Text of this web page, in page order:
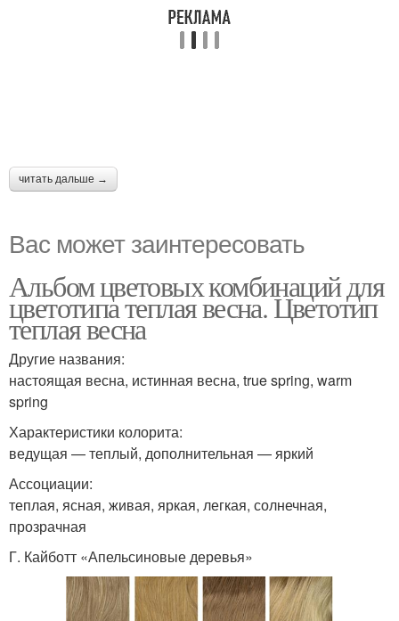
читать дальше →
Вас может заинтересовать
Альбом цветовых комбинаций для
цветотипа теплая весна. Цветотип
теплая весна
Другие названия:
настоящая весна, истинная весна, true spring, warm
spring
Характеристики колорита:
ведущая — теплый, дополнительная — яркий
Ассоциации:
теплая, ясная, живая, яркая, легкая, солнечная,
прозрачная
Г. Кайботт «Апельсиновые деревья»